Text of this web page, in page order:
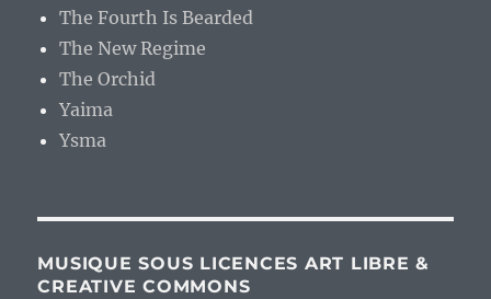
The Fourth Is Bearded
The New Regime
The Orchid
Yaima
Ysma
MUSIQUE SOUS LICENCES ART LIBRE &
CREATIVE COMMONS